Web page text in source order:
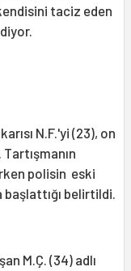
taciz eden
N.F.'yi (23), on
Tartışmanın
polisin eski
belirtildi.
M.Ç. (34) adlı